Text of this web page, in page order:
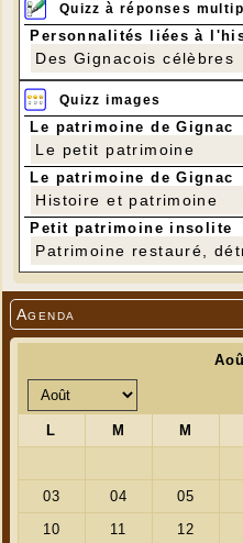
Agenda
Quizz à réponses
Personnalités liées à
Des Gignacois célèbres
Quizz images
Le patrimoine de Gignac
Le petit patrimoine
Le patrimoine de Gignac
Histoire et patrimoine
Petit patrimoine insolite
Patrimoine restauré,